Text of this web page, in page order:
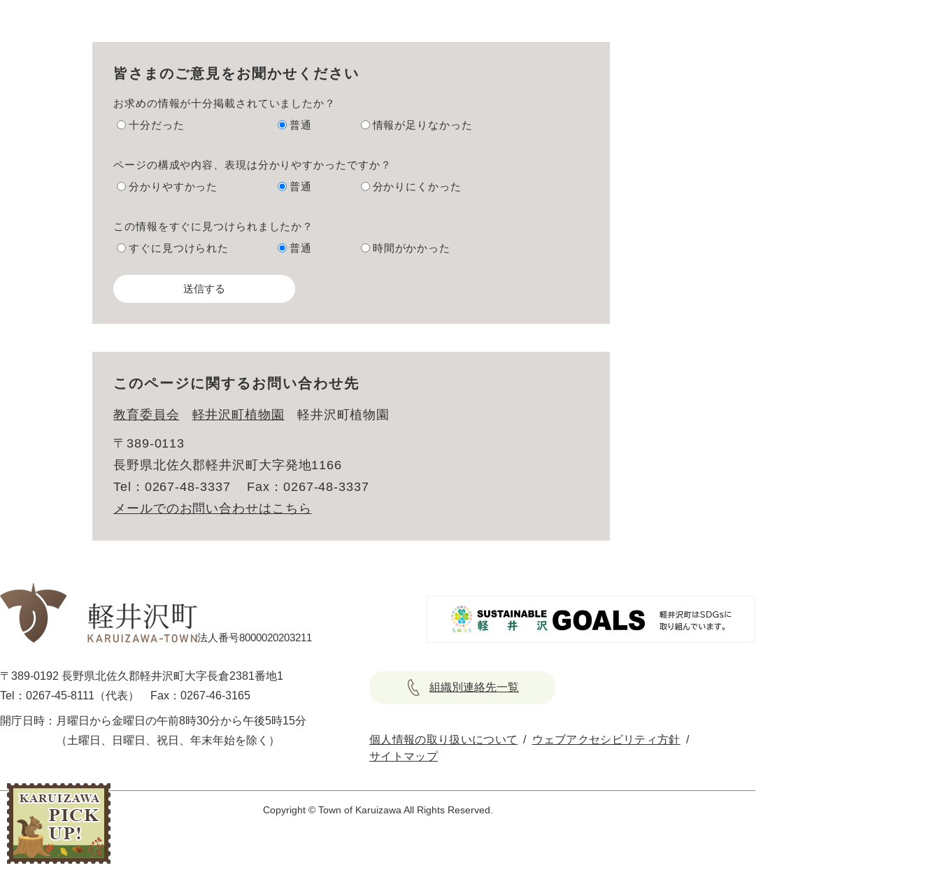
皆さまのご意見をお聞かせください
お求めの情報が十分掲載されていましたか？
十分だった
普通 情報が足りなかった
ページの構成や内容、表現は分かりやすかったですか？
分かりやすかった
普通 分かりにくかった
この情報をすぐに見つけられましたか？
すぐに見つけられた
普通 時間がかかった
このページに関するお問い合わせ先
教育委員会 軽井沢町植物園 軽井沢町植物園
〒389-0113
長野県北佐久郡軽井沢町大字発地1166
Tel：0267-48-3337
Fax：0267-48-3337
メールでのお問い合わせはこちら
法人番号8000020203211
〒389-0192 長野県北佐久郡軽井沢町大字長倉2381番地1
Tel：0267-45-8111（代表）
Fax：0267-46-3165
開庁日時： 月曜日から金曜日の午前8時30分から午後5時15分
（土曜日、日曜日、祝日、年末年始を除く）
組織別連絡先一覧
個人情報の取り扱いについて
ウェブアクセシビリティ方針
サイトマップ
Copyright © Town of Karuizawa All Rights Reserved.